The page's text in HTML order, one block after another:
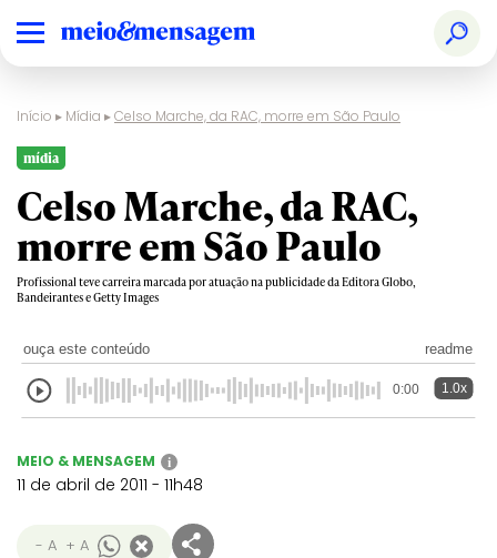
Início ▸ Mídia ▸Celso Marche, da RAC, morre em São Paulo
mídia
Celso Marche, da RAC,
morre em São Paulo
Profissional teve carreira marcada por atuação na publicidade da Editora Globo,
Bandeirantes e Getty Images
ouça este conteúdo readme
0:00 1.0x
MEIO & MENSAGEM i
11 de abril de 2011 - 11h48
- A + A